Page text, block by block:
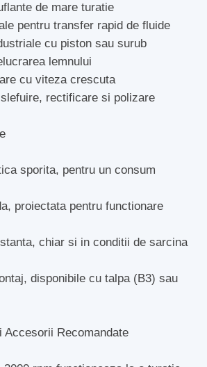
de mare turatie
pentru transfer rapid de fluide
cu piston sau surub
lemnului
cu viteza crescuta
rectificare si polizare
sporita, pentru un consum
proiectata pentru functionare
chiar si in conditii de sarcina
disponibile cu talpa (B3) sau
Accesorii Recomandate